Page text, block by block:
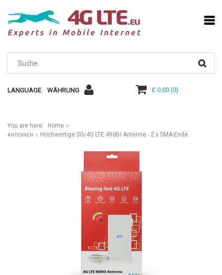
LANGUAGE WÄHRUNG £ 0.00(0)
You are here: Home
ANTENNEN Hochwertige 3G/4G LTE 49dBi Antenne - 2 x SMA-Ende